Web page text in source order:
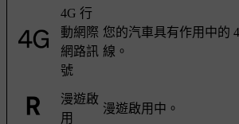
4G 行
動網際
網路訊
號
您的汽車具有作用中的
線。
漫遊啟
用
漫遊啟用中。